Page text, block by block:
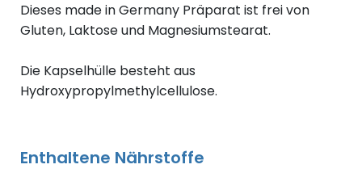
Dieses made in Germany Präparat ist frei von
Gluten, Laktose und Magnesiumstearat.
Die Kapselhülle besteht aus
Hydroxypropylmethylcellulose.
Enthaltene Nährstoffe